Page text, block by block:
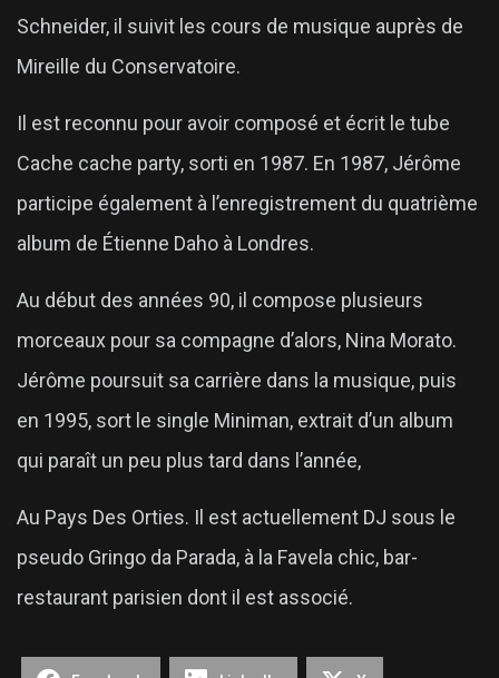
Schneider, il suivit les cours de musique auprès de
Mireille du Conservatoire.
Il est reconnu pour avoir composé et écrit le tube
Cache cache party, sorti en 1987. En 1987, Jérôme
participe également à l’enregistrement du quatrième
album de Étienne Daho à Londres.
Au début des années 90, il compose plusieurs
morceaux pour sa compagne d’alors, Nina Morato.
Jérôme poursuit sa carrière dans la musique, puis
en 1995, sort le single Miniman, extrait d’un album
qui paraît un peu plus tard dans l’année,
Au Pays Des Orties. Il est actuellement DJ sous le
pseudo Gringo da Parada, à la Favela chic, bar-
restaurant parisien dont il est associé.